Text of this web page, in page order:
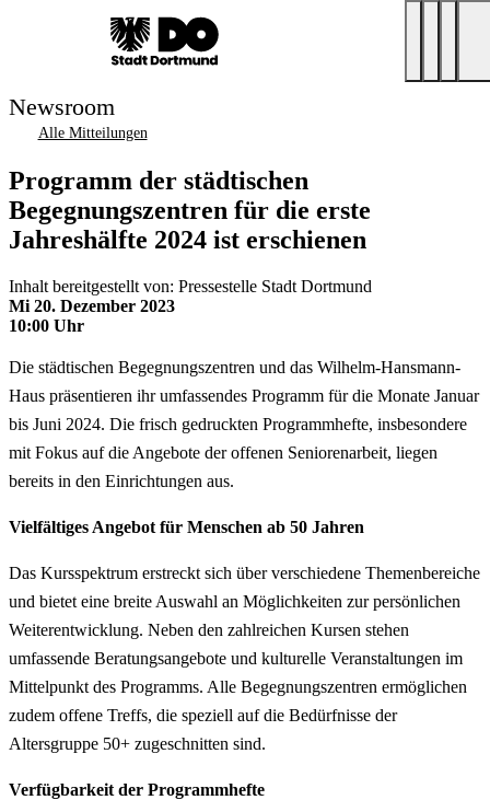
Newsroom
Alle Mitteilungen
Programm der städtischen
Begegnungszentren für die erste
Jahreshälfte 2024 ist erschienen
Inhalt bereitgestellt von: Pressestelle Stadt Dortmund
Mi 20. Dezember 2023
10:00 Uhr
Die städtischen Begegnungszentren und das Wilhelm-Hansmann-
Haus präsentieren ihr umfassendes Programm für die Monate Januar
bis Juni 2024. Die frisch gedruckten Programmhefte, insbesondere
mit Fokus auf die Angebote der offenen Seniorenarbeit, liegen
bereits in den Einrichtungen aus.
Vielfältiges Angebot für Menschen ab 50 Jahren
Das Kursspektrum erstreckt sich über verschiedene Themenbereiche
und bietet eine breite Auswahl an Möglichkeiten zur persönlichen
Weiterentwicklung. Neben den zahlreichen Kursen stehen
umfassende Beratungsangebote und kulturelle Veranstaltungen im
Mittelpunkt des Programms. Alle Begegnungszentren ermöglichen
zudem offene Treffs, die speziell auf die Bedürfnisse der
Altersgruppe 50+ zugeschnitten sind.
Verfügbarkeit der Programmhefte